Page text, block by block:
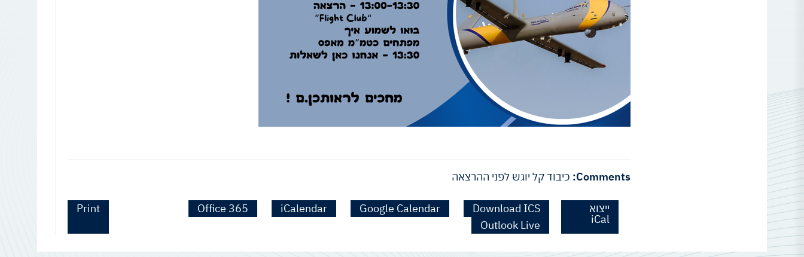
Comments: כיבוד קל יוגש לפני ההרצאה
ייצוא
iCal
Download ICS
Google Calendar
iCalendar
Office 365
Outlook Live
Print